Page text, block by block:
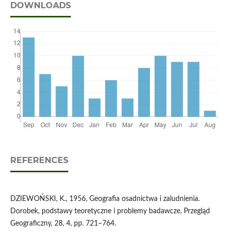
DOWNLOADS
REFERENCES
DZIEWOŃSKI, K., 1956, Geografia osadnictwa i zaludnienia.
Dorobek, podstawy teoretyczne i problemy badawcze, Przegląd
Geograficzny, 28, 4, pp. 721–764.